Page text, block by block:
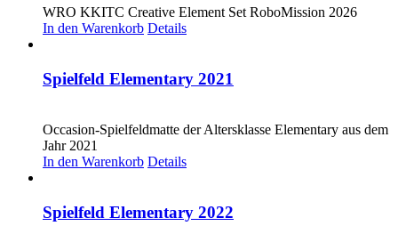
WRO KKITC Creative Element Set RoboMission 2026
In den Warenkorb Details
Spielfeld Elementary 2021
Occasion-Spielfeldmatte der Altersklasse Elementary aus dem
Jahr 2021
In den Warenkorb Details
Spielfeld Elementary 2022